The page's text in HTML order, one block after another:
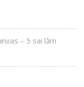
– 5 sai lầm